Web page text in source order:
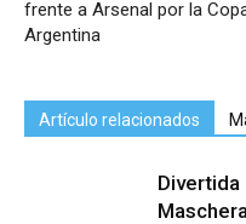
frente a Arsenal por la
Argentina
Artículo relacionados
Divertida